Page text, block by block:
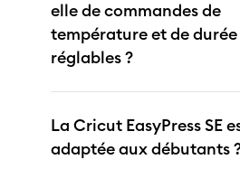
elle de commandes de
température et de durée
réglables ?
La Cricut EasyPress SE
adaptée aux débutants